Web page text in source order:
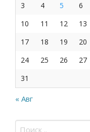
3
4 5 6
10
11 12 13
17
18 19 20
24
25 26 27
31
« Авг